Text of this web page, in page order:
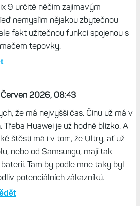
9 určitě něčím zajímavým
nemyslím nějakou zbytečnou
fakt užitečnou funkcí spojenou s
tepovky.
2026, 08:43
že má nejvyšší čas. Čínu už má v
Třeba Huawei je už hodně blízko. A
štěstí má i v tom, že Ultry, ať už
nebo od Samsungu, mají tak
Tam by podle mne taky byl
potenciálních zákazníků.